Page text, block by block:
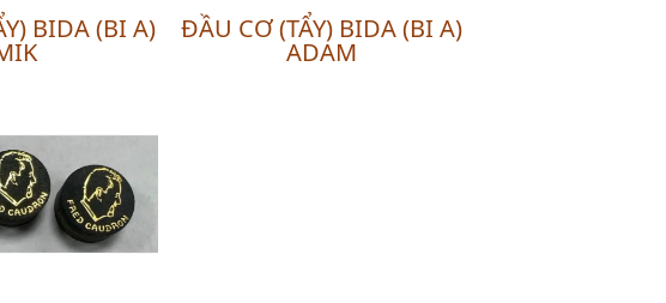
BIDA (BI A) ĐẦU CƠ (TẨY) BIDA (BI A)
ADAM